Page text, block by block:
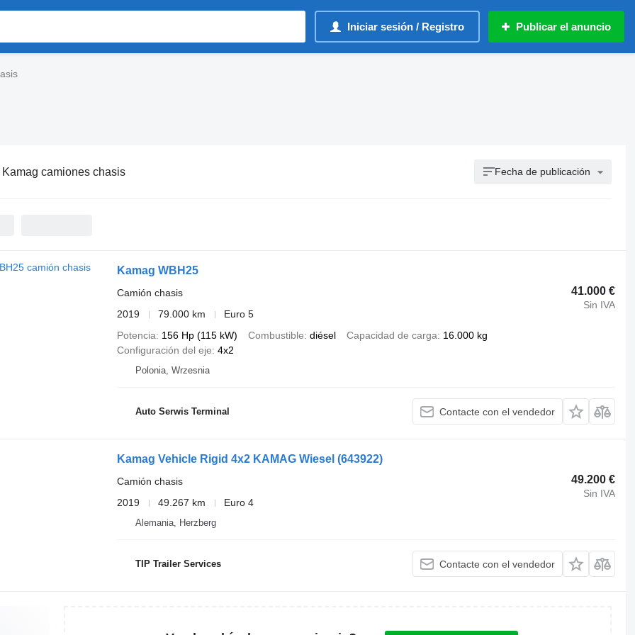
Iniciar sesión / Registro Publicar el anuncio
Kamag camiones chasis Fecha de publicación
Kamag WBH25
41.000 €
Sin IVA
Camión chasis
2019
79.000 km
Euro 5
Potencia
156 Hp (115 kW) Combustible diésel Capacidad de carga
16.000 kg
Configuración del eje 4x2
Polonia, Wrzesnia
Auto Serwis Terminal Contacte con el vendedor
Kamag Vehicle Rigid 4x2 KAMAG Wiesel (643922)
49.200 €
Sin IVA
Camión chasis
2019
49.267 km Euro 4
Alemania, Herzberg
TIP Trailer Services Contacte con el vendedor